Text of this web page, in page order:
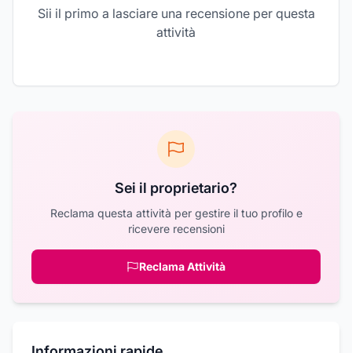
Sii il primo a lasciare una recensione per questa
attività
Sei il proprietario?
Reclama questa attività per gestire il tuo profilo e
ricevere recensioni
Reclama Attività